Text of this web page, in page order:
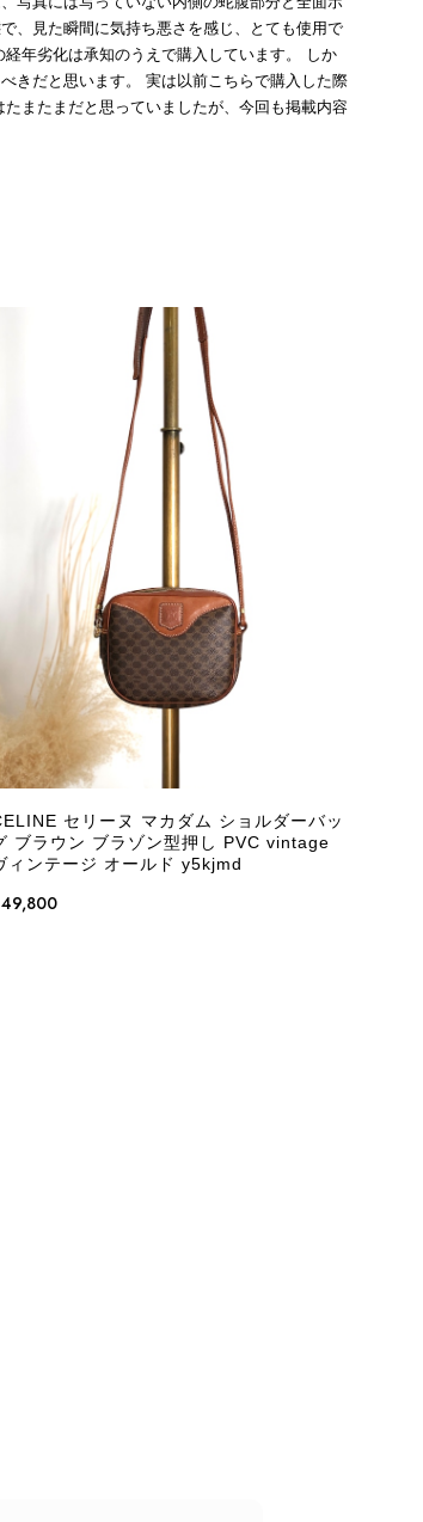
、見た瞬間に気持ち悪さを感じ、とても使用で
年劣化は承知のうえで購入しています。 しか
きだと思います。 実は以前こちらで購入した際
またまだと思っていましたが、今回も掲載内容
め、責任をもって対応してまいります。
おります。これは、外観の印象だけで商品
ジは、写真や商品説明に反映しておりま
したことに感謝申し上げます。今回のご
きます。 掲載内容では分からない状態が
め、検品方法と状態の伝え方を改めて見直
品をお選びいただけるよう、より正確な
たら宜しくお願い致します。
います。 商品を無事にお受け取りいただ
らに、「思った以上に素敵なお品でし
励みになります。 ぜひこちらの商品を末
な点などございましたら、いつでもお気
願いいたします。 VintageShop solo
セリーヌ マカダム ショルダーバッ
ブラウン ブラゾン型押し PVC vintage
ィンテージ オールド y5kjmd
¥49,800